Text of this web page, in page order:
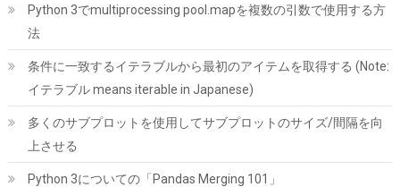
( 547886) GBP 10.33 (2026-08-09 04:05 GMT +09:00 時点 -詳細は
こちら
Python 3でmultiprocessing pool.mapを複数の引数で使用する方
法
条件に一致するイテラブルから最初のアイテムを取得する (Note:
イテラブル means iterable in Japanese)
多くのサブプロットを使用してサブプロットのサイズ/間隔を向
上させる
Python 3についての「Pandas Merging 101」